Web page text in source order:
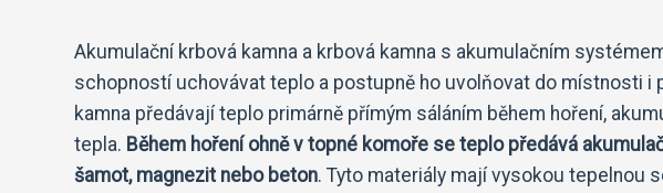
Akumulační krbová kamna a krbová kamna s akumulačním
schopností uchovávat teplo a postupně ho uvolňovat do místnosti i
kamna předávají teplo primárně přímým sáláním během hoření,
tepla. Během hoření ohně v topné komoře se teplo předává
šamot, magnezit nebo beton. Tyto materiály mají vysokou tepelnou